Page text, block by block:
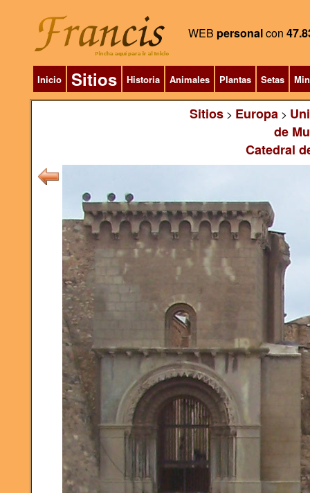
WEB personalcon
Inicio Sitios Historia Animales Plantas Setas
Sitios > Europa >
de
Catedral